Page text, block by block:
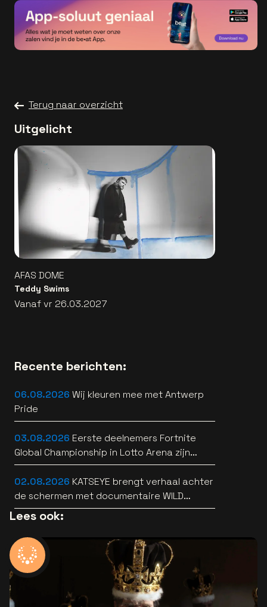
Terug naar overzicht
Uitgelicht
AFAS DOME
Teddy Swims
Vanaf vr 26.03.2027
Recente berichten:
06.08.2026 Wij kleuren mee met Antwerp
Pride
03.08.2026 Eerste deelnemers Fortnite
Global Championship in Lotto Arena zijn
bekend
02.08.2026 KATSEYE brengt verhaal achter
de schermen met documentaire WILD
HEARTS [trailer]
Lees ook: